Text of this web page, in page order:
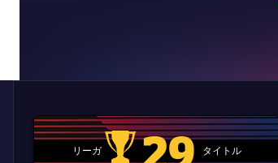
リーガ
La Liga trophy
タイトル